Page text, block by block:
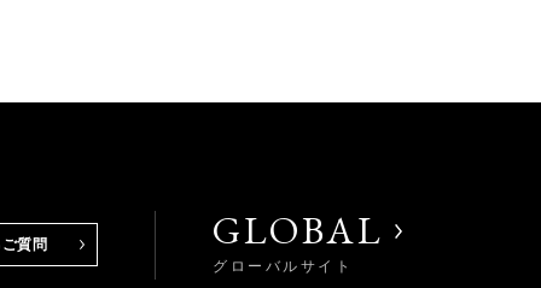
質問 GLOBAL
グローバルサイト